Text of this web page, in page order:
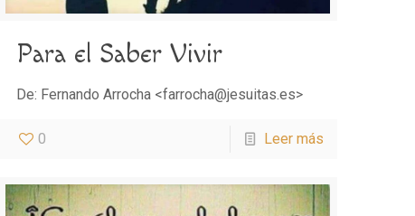
Para el Saber Vivir
De: Fernando Arrocha <farrocha@jesuitas.es>
0 Leer más